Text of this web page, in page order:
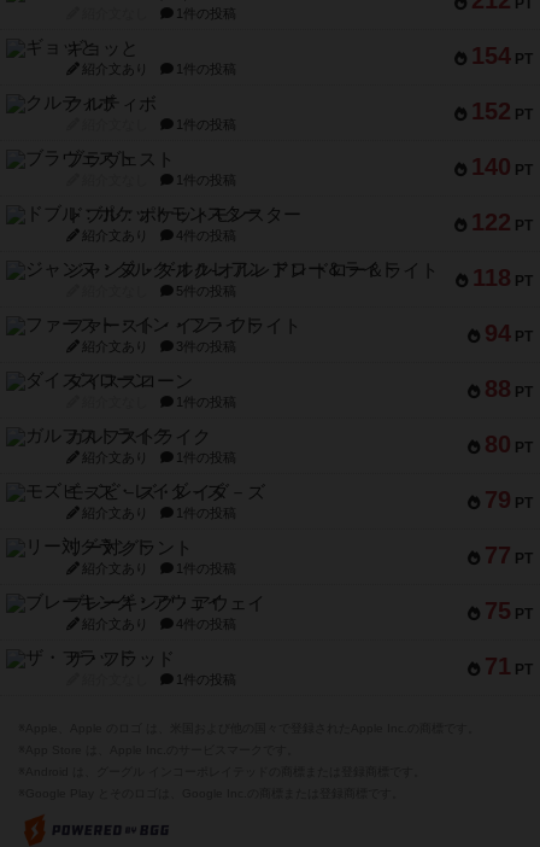
PT
1件の投稿
154 PT
ギョッと
紹介文あり 1件の投稿
152 PT
クルティボ
1件の投稿
140 PT
ブラヴェスト
1件の投稿
122 PT
ドブル：ポケットモンスター
紹介文あり 4件の投稿
118 PT
ジャンヌ・ダルク-オルレアン ドロー＆ライト
5件の投稿
94 PT
ファースト・イン・フライト
紹介文あり 3件の投稿
88 PT
ダイススローン
1件の投稿
80 PT
ガルフストライク
紹介文あり 1件の投稿
79 PT
モズビ－ズ・レイダ－ズ
紹介文あり 1件の投稿
77 PT
リー対グラント
紹介文あり 1件の投稿
75 PT
ブレーキング・アウェイ
紹介文あり 4件の投稿
71 PT
ザ・フラッド
1件の投稿